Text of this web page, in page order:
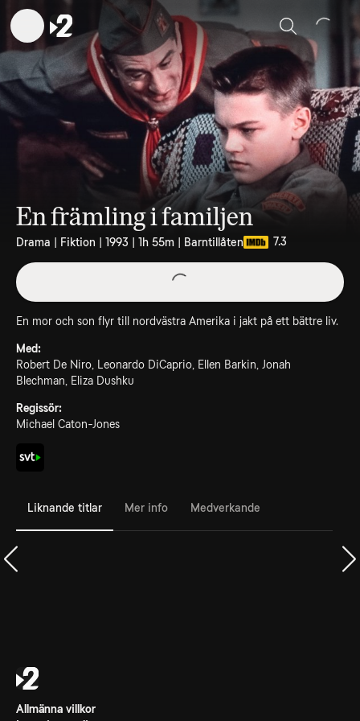
Sök
En främling i familjen
Drama | Fiktion | 1993 | 1h 55m | Barntillåten 7.3
En mor och son flyr till nordvästra Amerika i jakt på ett bättre liv.
Med:
Robert De Niro, Leonardo DiCaprio, Ellen Barkin, Jonah
Blechman, Eliza Dushku
Regissör:
Michael Caton-Jones
Liknande titlar Mer info Medverkande
Allmänna villkor